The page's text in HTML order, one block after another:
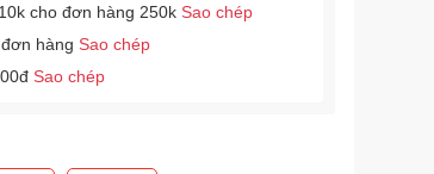
cho đơn hàng 250k Sao chép
hàng Sao chép
Sao chép